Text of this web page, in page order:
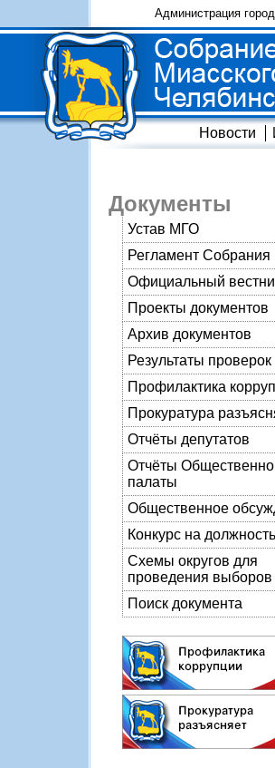
Администрация
Новости
Документы
Устав МГО
Регламент
Официальный
Проекты документов
Архив документов
Результаты проверок
Профилактика
Прокуратура
Отчёты депутатов
Отчёты
палаты
Общественное
Конкурс на
Схемы округов для
проведения выборов
Поиск документа